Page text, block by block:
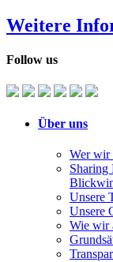
Weitere
Follow us
Über uns
Wer wir
Sharing
Unsere
Unsere
Wie wir